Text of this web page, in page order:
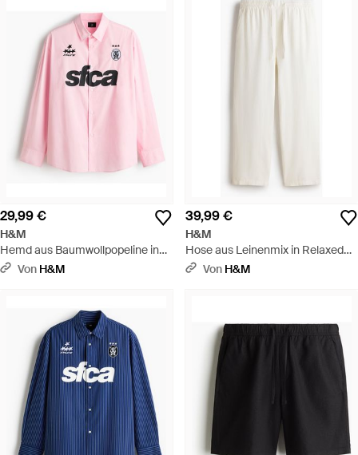
29,99 €
H&M
Hemd aus Baumwollpopeline in
Relaxed Fit - Pink
Von H&M
39,99 €
H&M
Hose aus Leinenmix in Relaxed
Fit - Weiß
Von H&M